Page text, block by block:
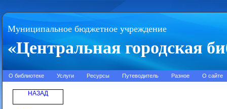
Муниципальное бюджетное учреждение
«Центральная городская
О библиотеке Услуги Ресурсы Путеводитель Разное О сайте
НАЗАД